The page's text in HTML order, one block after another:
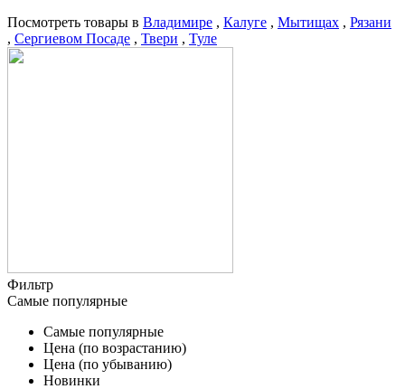
Посмотреть товары в Владимире , Калуге , Мытищах , Рязани
, Сергиевом Посаде , Твери , Туле
Фильтр
Самые популярные
Самые популярные
Цена (по возрастанию)
Цена (по убыванию)
Новинки